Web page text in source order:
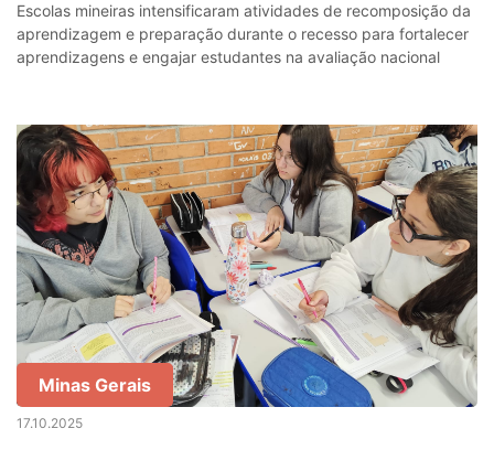
Escolas mineiras intensificaram atividades de recomposição da
aprendizagem e preparação durante o recesso para fortalecer
aprendizagens e engajar estudantes na avaliação nacional
Minas Gerais
17.10.2025